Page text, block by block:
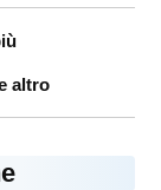
altro